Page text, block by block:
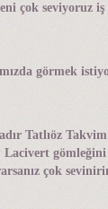
çok seviyoruz
görmek
Tatlıöz
çok